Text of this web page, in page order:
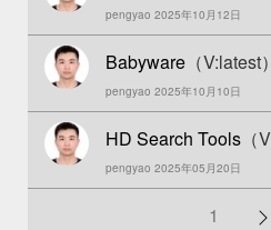
pengyao 2025年10月12日
Babyware （V:latest）
pengyao 2025年10月10日
HD Search Tools （
pengyao 2025年05月20日
1